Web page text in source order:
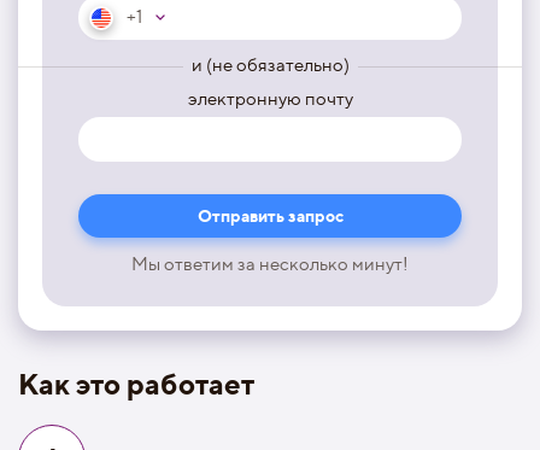
+1
и (не обязательно)
электронную почту
Мы ответим за несколько минут!
Как это работает